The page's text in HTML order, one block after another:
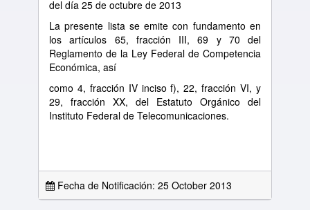
del día 25 de octubre de 2013
La presente lista se emite con fundamento en
los artículos 65, fracción III, 69 y 70 del
Reglamento de la Ley Federal de Competencia
Económica, así
como 4, fracción IV inciso f), 22, fracción VI, y
29, fracción XX, del Estatuto Orgánico del
Instituto Federal de Telecomunicaciones.
Fecha de Notificación: 25 October 2013